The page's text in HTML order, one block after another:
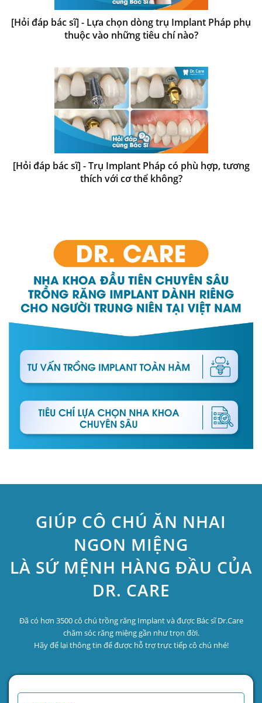
[Hỏi đáp bác sĩ] - Lựa chọn dòng trụ Implant Pháp phụ
thuộc vào những tiêu chí nào?
[Hỏi đáp bác sĩ] - Trụ Implant Pháp có phù hợp, tương
thích với cơ thể không?
GIÚP CÔ CHÚ ĂN NHAI
NGON MIỆNG
LÀ SỨ MỆNH HÀNG ĐẦU CỦA
DR. CARE
Đã có hơn 3500 cô chú trồng răng Implant và được Bác sĩ Dr.Care
chăm sóc răng miệng gần như trọn đời.
Hãy để lại thông tin để được hỗ trợ trực tiếp cô chú nhé!